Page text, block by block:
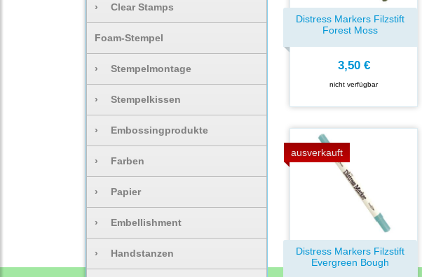
› Clear Stamps
Foam-Stempel
› Stempelmontage
› Stempelkissen
› Embossingprodukte
› Farben
› Papier
› Embellishment
› Handstanzen
Distress Markers Filzstift
Forest Moss
3,50 €
nicht verfügbar
ausverkauft
Distress Markers Filzstift
Evergreen Bough